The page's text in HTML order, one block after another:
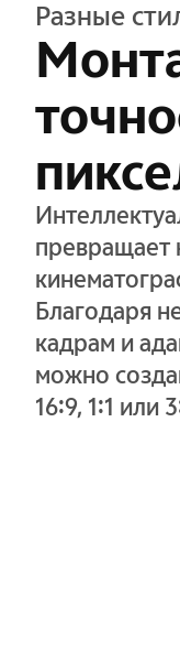
Разные
превращает
Благодаря
кадрам и
можно
16:9, 1:1 или